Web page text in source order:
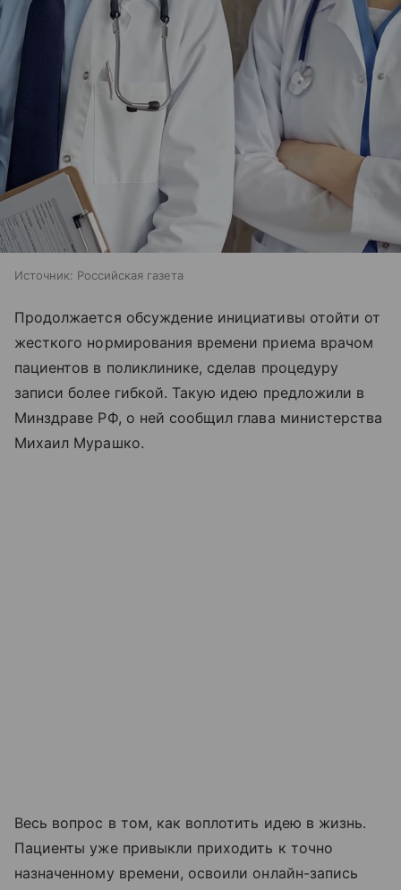
Источник: Российская газета
Продолжается обсуждение инициативы отойти от
жесткого нормирования времени приема врачом
пациентов в поликлинике, сделав процедуру
записи более гибкой. Такую идею предложили в
Минздраве РФ, о ней сообщил глава министерства
Михаил Мурашко.
Весь вопрос в том, как воплотить идею в жизнь.
Пациенты уже привыкли приходить к точно
назначенному времени, освоили онлайн-запись